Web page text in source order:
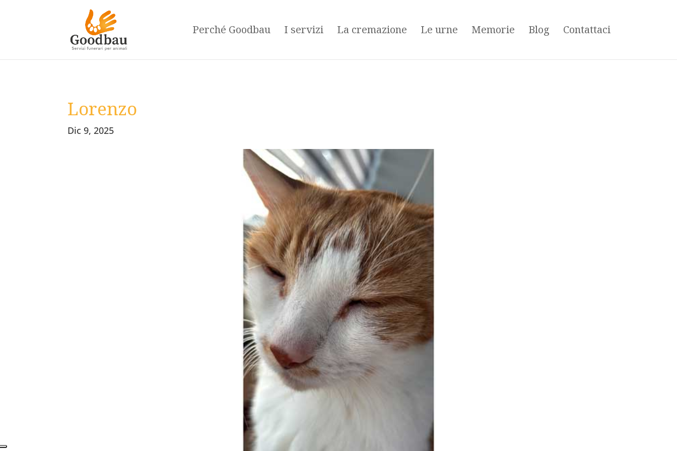
Perché Goodbau I servizi La cremazione Le urne Memorie Blog Contattaci
Lorenzo
Dic 9, 2025